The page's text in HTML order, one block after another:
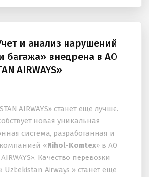
и анализ нарушений
багажа» внедрена в АО
AIRWAYS»
AIRWAYS» станет еще лучше.
новая уникальная
система, разработанная и
«Nihol-Komtex» в АО
AIRWAYS». Качество перевозки
Uzbekistan Airways » станет еще